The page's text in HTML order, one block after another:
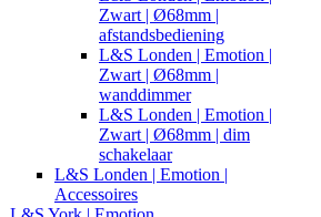
Zwart | Ø68mm |
afstandsbediening
L&S Londen | Emotion |
Zwart | Ø68mm |
wanddimmer
L&S Londen | Emotion |
Zwart | Ø68mm | dim
schakelaar
L&S Londen | Emotion |
Accessoires